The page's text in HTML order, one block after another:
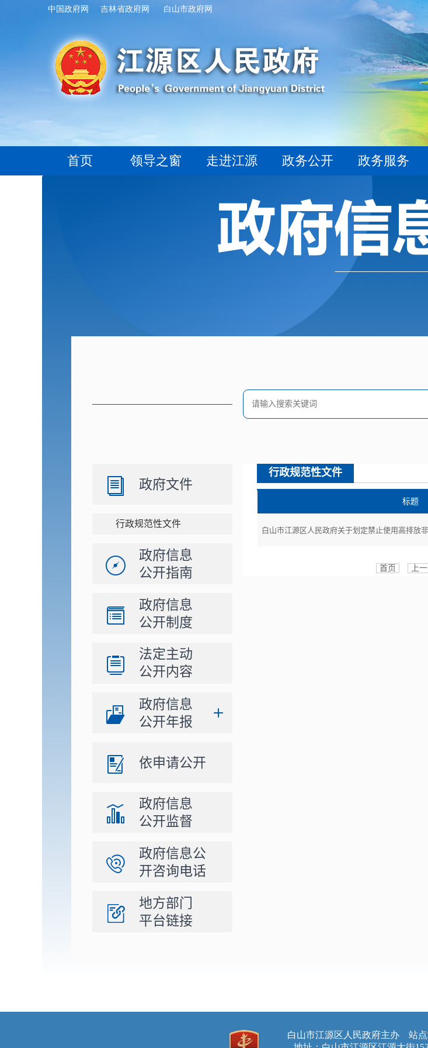
政府文件
行政规范性文件
政府信息
公开指南
政府信息
公开制度
法定主动
公开内容
政府信息
公开年报
依申请公开
政府信息
公开监督
政府信息公
开咨询电话
地方部门
平台链接
行政规范性文件
标题
白山市江源区人民政府关于划定禁止使用高排放
首页 上